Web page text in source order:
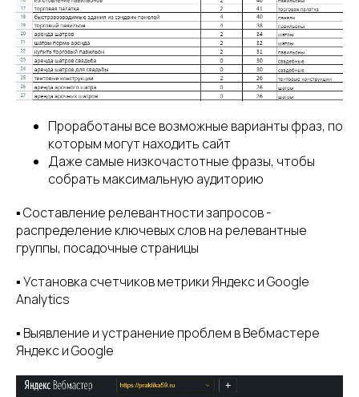
Проработаны все возможные варианты фраз, по
которым могут находить сайт
Даже самые низкочастотные фразы, чтобы
собрать максимальную аудиторию
▪️ Составление релевантности запросов -
распределение ключевых слов на релевантные
группы, посадочные страницы
▪️ Установка счетчиков метрики Яндекс и Google
Analytics
▪️ Выявление и устранение проблем в Вебмастере
Яндекс и Google